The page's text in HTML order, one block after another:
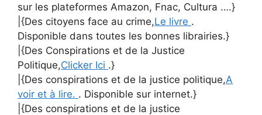
sur les plateformes Amazon, Fnac, Cultura ….}
|{Des citoyens face au crime,Le livre .
Disponible dans toutes les bonnes librairies.}
|{Des Conspirations et de la Justice
Politique,Clicker Ici .}
|{Des conspirations et de la justice politique,A
voir et à lire. . Disponible sur internet.}
|{Des conspirations et de la justice